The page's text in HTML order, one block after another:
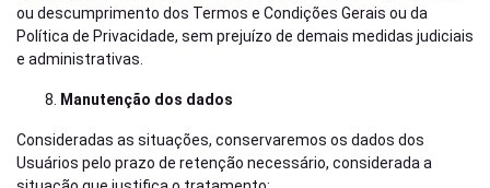
ou descumprimento dos Termos e Condições Gerais ou da
Política de Privacidade, sem prejuízo de demais medidas judiciais
e administrativas.
Manutenção dos dados
Consideradas as situações, conservaremos os dados dos
Usuários pelo prazo de retenção necessário, considerada a